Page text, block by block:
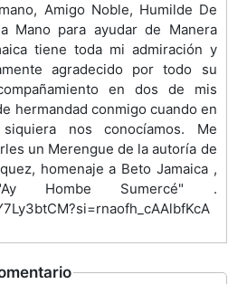
Amigo Noble, Humilde De
Mano para ayudar de Manera
tiene toda mi admiración y
agradecido por todo su
en dos de mis
hermandad conmigo cuando en
nos conocíamos. Me
un Merengue de la autoría de
homenaje a Beto Jamaica ,
Hombe Sumercé" .